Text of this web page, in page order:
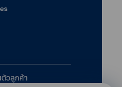
ตัวลูกค้า